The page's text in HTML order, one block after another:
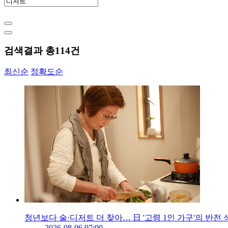
검색결과 총114건
최신순 정확도순
청년보다 술·디저트 더 찾아… 日 '고령 1인 가구'의 반전